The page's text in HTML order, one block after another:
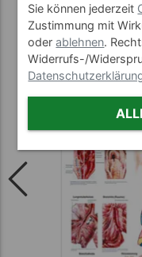
Sie können jederzeit
Zustimmung mit
oderablehnen.
Widerrufs-/